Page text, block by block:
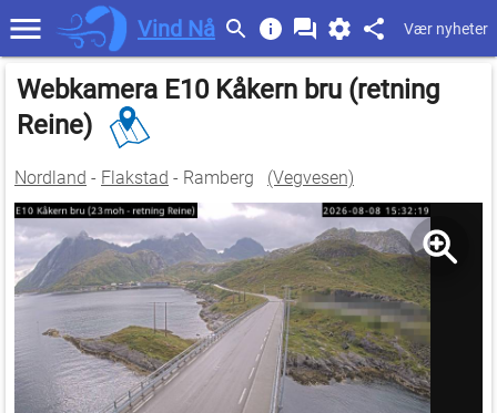
Vind Nå Vær nyheter
Webkamera E10 Kåkern bru (retning
Reine)
Nordland - Flakstad - Ramberg (Vegvesen)